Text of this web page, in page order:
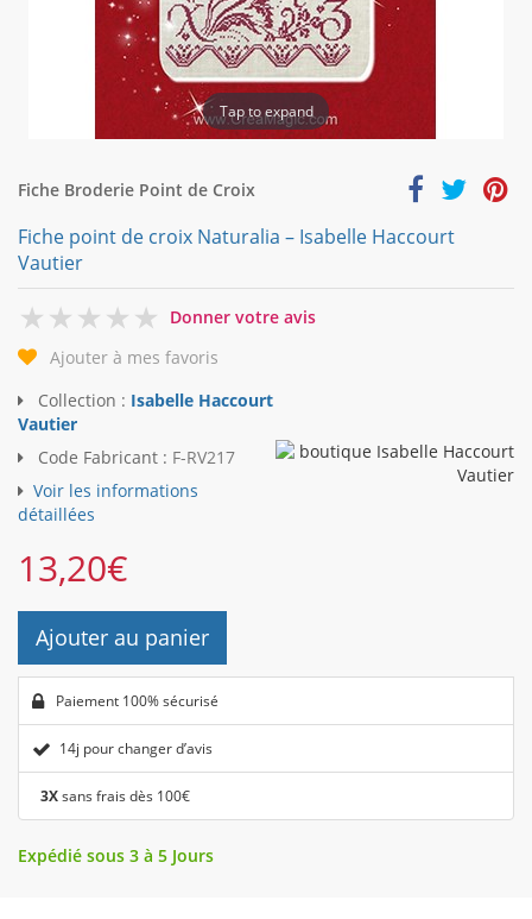
Tap to expand
Fiche Broderie Point de Croix
Fiche point de croix Naturalia – Isabelle Haccourt
Vautier
0
Donner votre avis
Ajouter à mes favoris
Collection : Isabelle Haccourt
Vautier
Code Fabricant : F-RV217
Voir les informations
détaillées
13,20€
Ajouter au panier
Paiement 100% sécurisé
14j pour changer d’avis
3Xsans frais dès 100€
Expédié sous 3 à 5 Jours